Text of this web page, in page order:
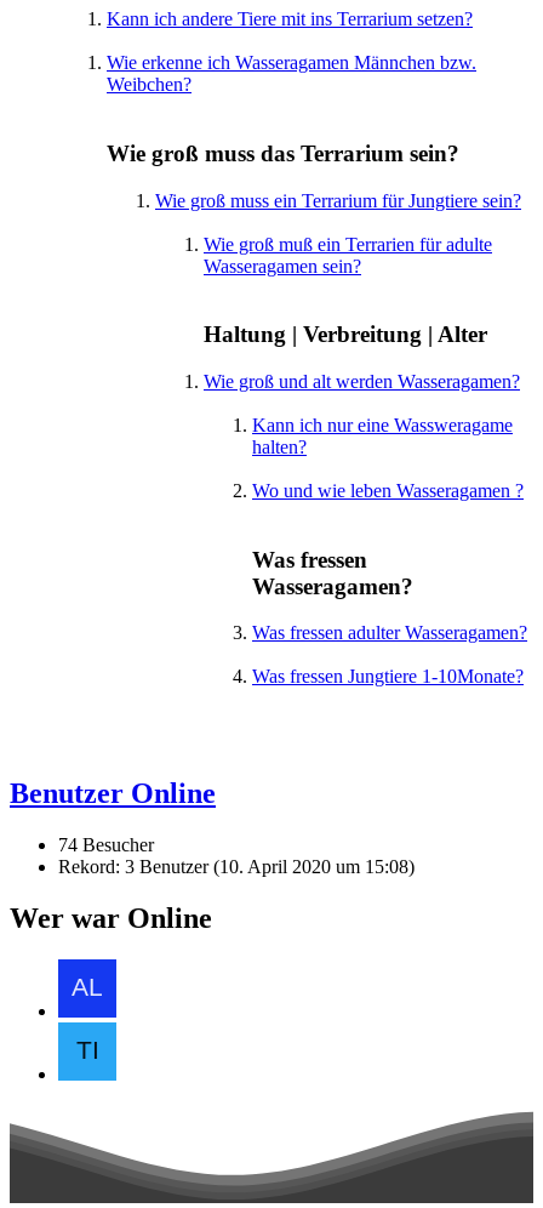
Kann ich andere Tiere mit ins Terrarium setzen?
Wie erkenne ich Wasseragamen Männchen bzw.
Weibchen?
Wie groß muss das Terrarium sein?
Wie groß muss ein Terrarium für Jungtiere sein?
Wie groß muß ein Terrarien für adulte
Wasseragamen sein?
Haltung | Verbreitung | Alter
Wie groß und alt werden Wasseragamen?
Kann ich nur eine Wassweragame
halten?
Wo und wie leben Wasseragamen ?
Was fressen
Wasseragamen?
Was fressen adulter Wasseragamen?
Was fressen Jungtiere 1-10Monate?
Benutzer Online
74 Besucher
Rekord: 3 Benutzer (10. April 2020 um 15:08)
Wer war Online